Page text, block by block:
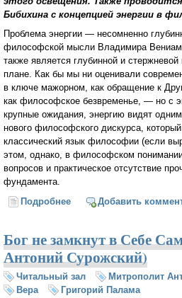
Бибихина с концепцией энергии в
Проблема энергии — несомненно
философской мысли Владимира
также является глубинной и
плане. Как бы мы ни оценивали
в ключе мажорном, как обращение к
как философское безвременье, — но с
крупные ожидания, энергию видят
нового философского дискурса,
классический язык философии (если
этом, однако, в философском
вопросов и практическое отсутствие
фундамента.
Подробнее о Бибихин, Хайдеггер,
Добавить
Бог не замкнут в Себе
Антоний Сурожский)
Читальный зал Митрополит
Вера
Григорий Палама